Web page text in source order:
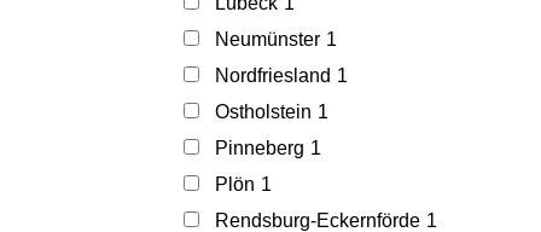
Neumünster 1
Nordfriesland 1
Ostholstein 1
Pinneberg 1
Plön 1
Rendsburg-Eckernförde 1